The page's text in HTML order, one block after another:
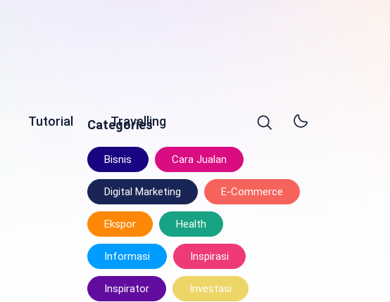
Tutorial Travelling
Categories
Bisnis Cara Jualan
Digital Marketing E-Commerce
Ekspor Health
Informasi Inspirasi
Inspirator Investasi